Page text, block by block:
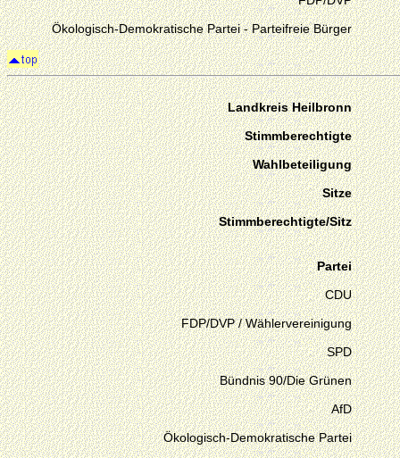
Ökologisch-Demokratische Partei - Parteifreie Bürger
Landkreis Heilbronn
Stimmberechtigte
Wahlbeteiligung
Sitze
Stimmberechtigte/Sitz
Partei
CDU
FDP/DVP / Wählervereinigung
SPD
Bündnis 90/Die Grünen
AfD
Ökologisch-Demokratische Partei